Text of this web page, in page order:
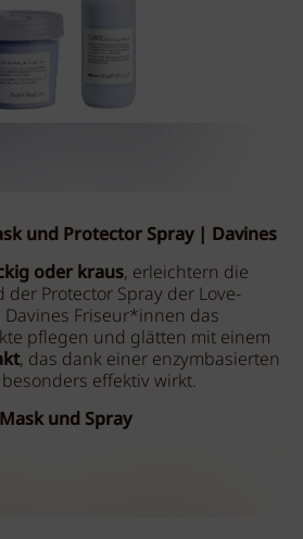
und Protector Spray | Davines
oder kraus, erleichtern die
Protector Spray der Love-
Friseur*innen das
pflegen und glätten mit einem
, das dank einer enzymbasierten
effektiv wirkt.
und Spray